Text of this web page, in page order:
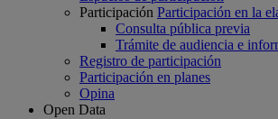
Participación Participación en la
Consulta pública previa
Trámite de audiencia e
Registro de participación
Participación en planes
Opina
Open Data